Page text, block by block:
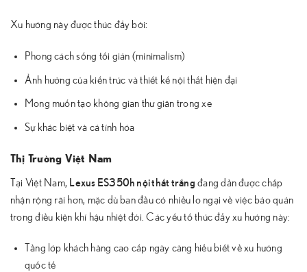
Xu hướng này được thúc đẩy bởi:
Phong cách sống tối giản (minimalism)
Ảnh hưởng của kiến trúc và thiết kế nội thất hiện đại
Mong muốn tạo không gian thư giãn trong xe
Sự khác biệt và cá tính hóa
Thị Trường Việt Nam
Tại Việt Nam, Lexus ES350h nội thất trắng đang dần được chấp
nhận rộng rãi hơn, mặc dù ban đầu có nhiều lo ngại về việc bảo quản
trong điều kiện khí hậu nhiệt đới. Các yếu tố thúc đẩy xu hướng này:
Tầng lớp khách hàng cao cấp ngày càng hiểu biết về xu hướng
quốc tế